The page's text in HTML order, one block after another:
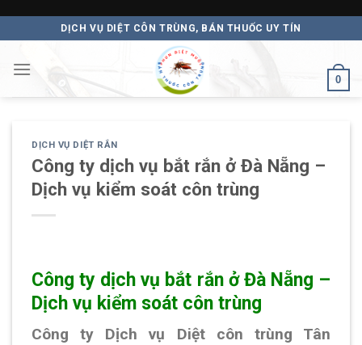
to
content
DỊCH VỤ DIỆT CÔN TRÙNG, BÁN THUỐC UY TÍN
0
DỊCH VỤ DIỆT RẮN
Công ty dịch vụ bắt rắn ở Đà Nẵng –
Dịch vụ kiểm soát côn trùng
Công ty dịch vụ bắt rắn ở Đà Nẵng –
Dịch vụ kiểm soát côn trùng
Công ty Dịch vụ Diệt côn trùng Tân